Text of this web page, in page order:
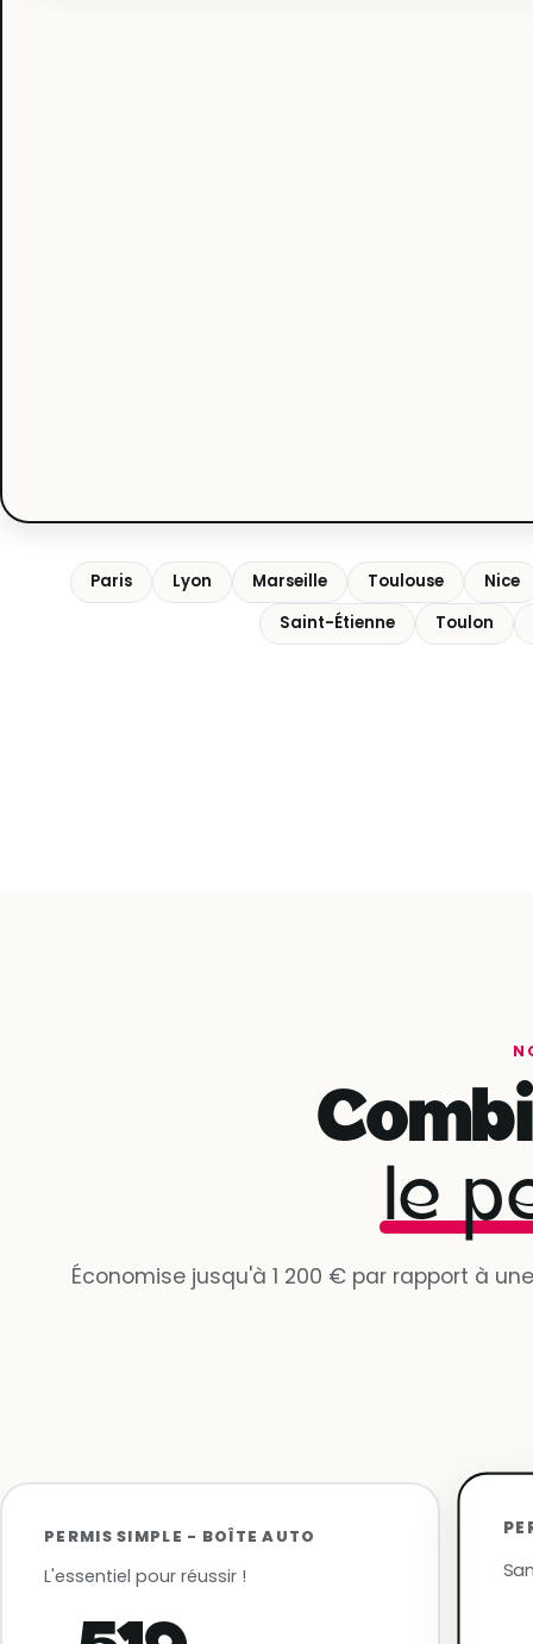
Paris Lyon Marseille Toulouse Nice
Saint-Étienne
Toulon
le
Économise jusqu'à 1 200 € par rapport à
PERMIS SIMPLE - BOÎTE AUTO
L'essentiel pour réussir !